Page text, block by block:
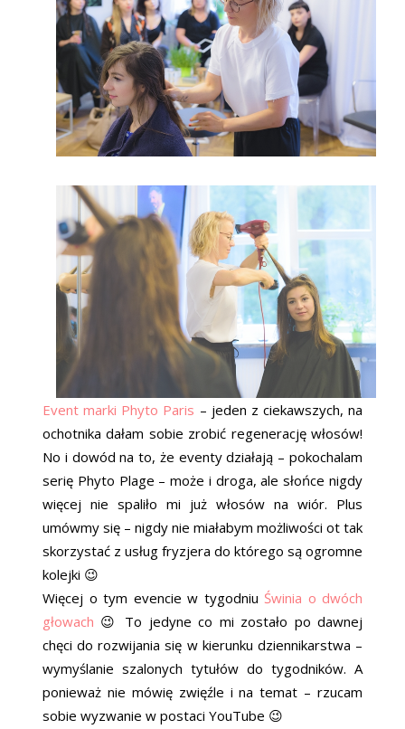
Event marki Phyto Paris – jeden z ciekawszych, na
ochotnika dałam sobie zrobić regenerację włosów!
No i dowód na to, że eventy działają – pokochalam
serię Phyto Plage – może i droga, ale słońce nigdy
więcej nie spaliło mi już włosów na wiór. Plus
umówmy się – nigdy nie miałabym możliwości ot tak
skorzystać z usług fryzjera do którego są ogromne
kolejki 😉
Więcej o tym evencie w tygodniu Świnia o dwóch
głowach 😉 To jedyne co mi zostało po dawnej
chęci do rozwijania się w kierunku dziennikarstwa –
wymyślanie szalonych tytułów do tygodników. A
ponieważ nie mówię zwięźle i na temat – rzucam
sobie wyzwanie w postaci YouTube 😉